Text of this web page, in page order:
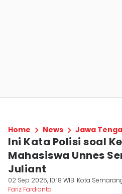
Home News Jawa
Ini Kata Polisi soal
Mahasiswa Unnes
Juliant
02 Sep 2025, 10:18 WIB Kota
Fariz Fardianto